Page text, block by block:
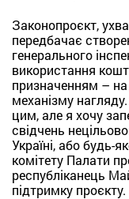
Законопроєкт,
передбачає
генерального
використання
призначенням –
механізму
цим, але я хочу
свідчень
Україні, або будь-
комітету Палати
республіканець
підтримку проєкту.